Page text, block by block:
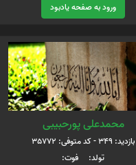
ورود به صفحه یادبود
محمدعلی پورحبیبی
بازدید: 349 - کد متوفی: 35772
تولد: فوت: